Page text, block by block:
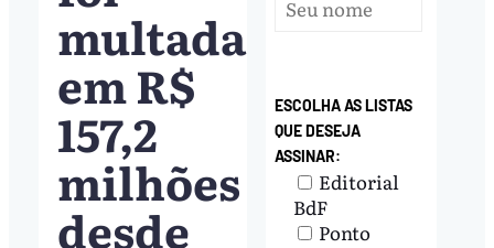
multada
em R$
157,2
milhões
desde
ESCOLHA AS LISTAS
QUE DESEJA
ASSINAR:
Editorial
BdF
Ponto